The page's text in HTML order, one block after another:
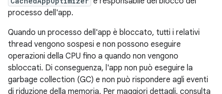
processo dell'app.
Quando un processo dell'app è bloccato, tutti i relativi
thread vengono sospesi e non possono eseguire
operazioni della CPU fino a quando non vengono
sbloccati. Di conseguenza, l'app non può eseguire la
garbage collection (GC) e non può rispondere agli eventi
di riduzione della memoria. Per maggiori dettagli, consulta